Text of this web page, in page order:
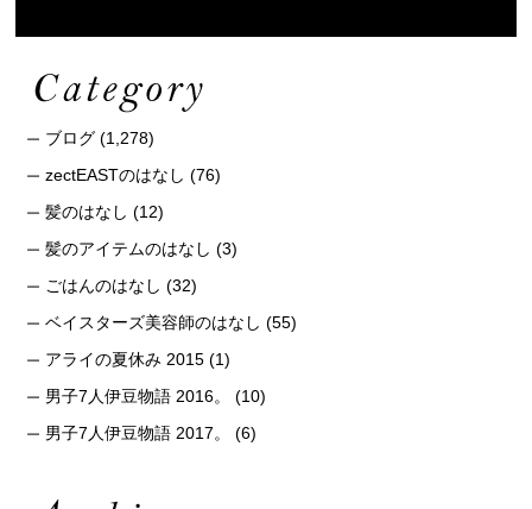
ブログ (1,278)
zectEASTのはなし (76)
髪のはなし (12)
髪のアイテムのはなし (3)
ごはんのはなし (32)
ベイスターズ美容師のはなし (55)
アライの夏休み 2015 (1)
男子7人伊豆物語 2016。
(10)
男子7人伊豆物語 2017。
(6)